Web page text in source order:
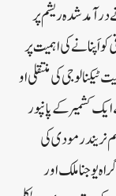
شدہ ریشم پر
اَپنانے کی اہمیت پر
کی منتقلی او
کشمیر کے پانپور
نریندر مودی کی
سماگراہ یوجنا ملک اور